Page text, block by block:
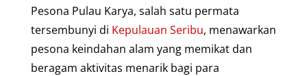
Pesona Pulau Karya, salah satu permata
tersembunyi di Kepulauan Seribu, menawarkan
pesona keindahan alam yang memikat dan
beragam aktivitas menarik bagi para